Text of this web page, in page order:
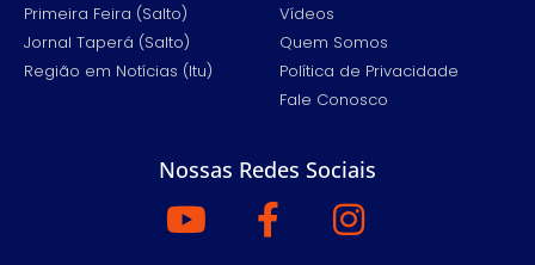
Primeira Feira (Salto)
Jornal Taperá (Salto)
Região em Notícias (Itu)
Vídeos
Quem Somos
Política de Privacidade
Fale Conosco
Nossas Redes Sociais